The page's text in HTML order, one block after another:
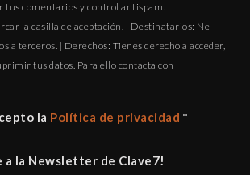
tus comentarios y control antispam.
la casilla de aceptación. | Destinatarios: Ne
a terceros. | Derechos: Tienes derecho a acceder,
tus datos. Para ello contacta con
la Política de privacidad *
a la Newsletter de Clave7!